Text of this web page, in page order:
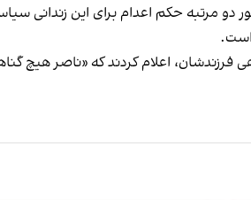
دو مرتبه حکم اعدام برای این زندانی
است.
فرزندشان، اعلام کردند که «ناصر